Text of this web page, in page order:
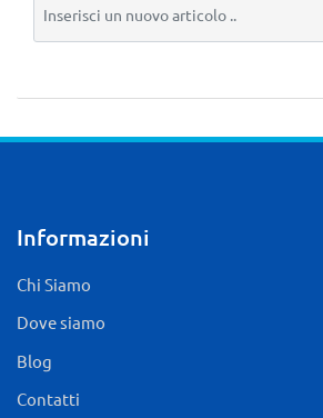
Informazioni
Chi Siamo
Dove siamo
Blog
Contatti